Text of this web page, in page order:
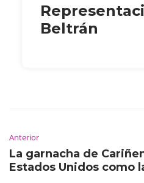
Beltrán
Anterior
La garnacha de
Estados Unidos como